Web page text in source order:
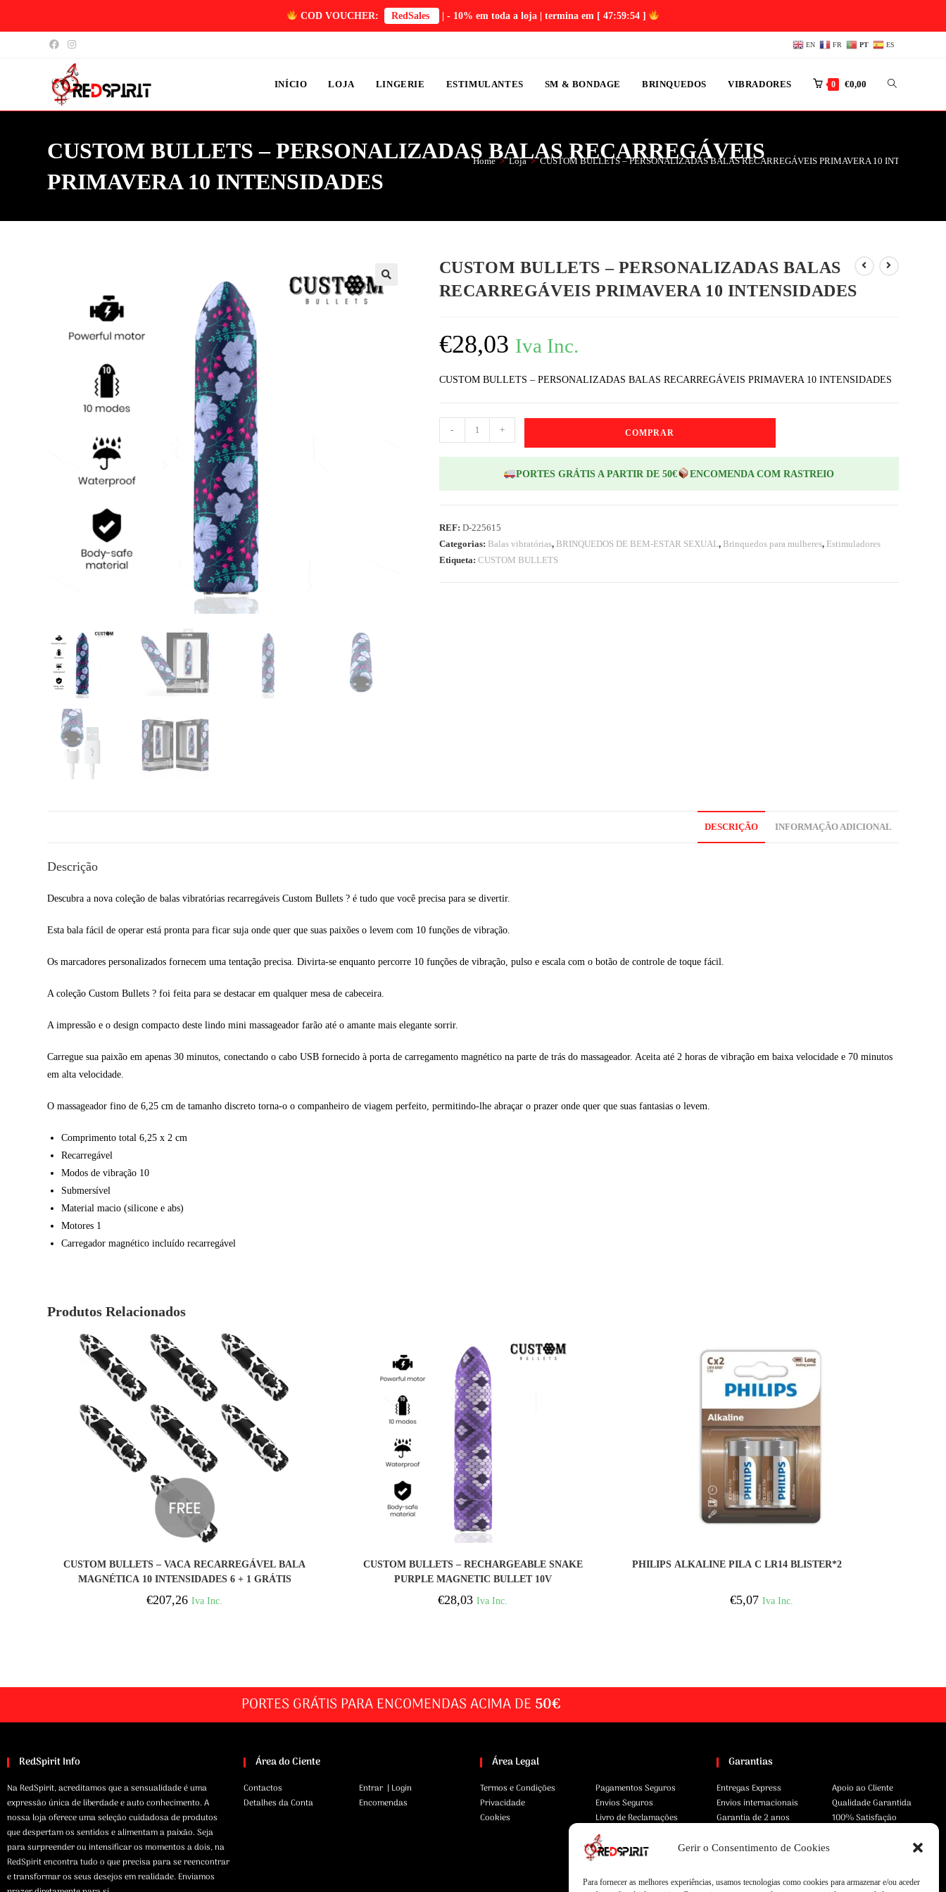
Gerir o Consentimento de Cookies
Para fornecer as melhores experiências, usamos tecnologias como cookies para armazenar e/ou aceder
COD VOUCHER: RedSales | - 10% em toda a loja | termina em [ 47:59:53 ]
EN FR PT ES
INÍCIO LOJA LINGERIE ESTIMULANTES SM & BONDAGE BRINQUEDOS VIBRADORES 0 €0,00
CUSTOM BULLETS – PERSONALIZADAS BALAS RECARREGÁVEIS
PRIMAVERA 10 INTENSIDADES
Home > Loja > CUSTOM BULLETS – PERSONALIZADAS BALAS RECARREGÁVEIS PRIMAVERA 10
CUSTOM BULLETS – PERSONALIZADAS BALAS
RECARREGÁVEIS PRIMAVERA 10 INTENSIDADES
€28,03 Iva Inc.
CUSTOM BULLETS – PERSONALIZADAS BALAS RECARREGÁVEIS PRIMAVERA 10 INTENSIDADES
- + COMPRAR
PORTES GRÁTIS A PARTIR DE 50€ ENCOMENDA COM RASTREIO
REF: D-225615
Categorias: Balas vibratórias, BRINQUEDOS DE BEM-ESTAR SEXUAL, Brinquedos para mulheres, Estimuladores
Etiqueta: CUSTOM BULLETS
DESCRIÇÃO INFORMAÇÃO ADICIONAL
Descrição
Descubra a nova coleção de balas vibratórias recarregáveis Custom Bullets ? é tudo que você precisa para se divertir.
Esta bala fácil de operar está pronta para ficar suja onde quer que suas paixões o levem com 10 funções de vibração.
Os marcadores personalizados fornecem uma tentação precisa. Divirta-se enquanto percorre 10 funções de vibração, pulso e escala com o botão de controle de toque fácil.
A coleção Custom Bullets ? foi feita para se destacar em qualquer mesa de cabeceira.
A impressão e o design compacto deste lindo mini massageador farão até o amante mais elegante sorrir.
Carregue sua paixão em apenas 30 minutos, conectando o cabo USB fornecido à porta de carregamento magnético na parte de trás do massageador. Aceita até 2 horas de vibração em baixa velocidade e 70 minutos
em alta velocidade.
O massageador fino de 6,25 cm de tamanho discreto torna-o o companheiro de viagem perfeito, permitindo-lhe abraçar o prazer onde quer que suas fantasias o levem.
Comprimento total 6,25 x 2 cm
Recarregável
Modos de vibração 10
Submersível
Material macio (silicone e abs)
Motores 1
Carregador magnético incluído recarregável
Produtos Relacionados
CUSTOM BULLETS – VACA RECARREGÁVEL BALA
MAGNÉTICA 10 INTENSIDADES 6 + 1 GRÁTIS
€207,26 Iva Inc.
CUSTOM BULLETS – RECHARGEABLE SNAKE
PURPLE MAGNETIC BULLET 10V
€28,03 Iva Inc.
PHILIPS ALKALINE PILA C LR14 BLISTER*2
€5,07 Iva Inc.
PORTES GRÁTIS PARA ENCOMENDAS ACIMA DE 50€
RedSpirit Info
Na RedSpirit, acreditamos que a sensualidade é uma
expressão única de liberdade e auto conhecimento. A
nossa loja oferece uma seleção cuidadosa de produtos
que despertam os sentidos e alimentam a paixão. Seja
para surpreender ou intensificar os momentos a dois, na
RedSpirit encontra tudo o que precisa para se reencontrar
e transformar os seus desejos em realidade. Enviamos
Área do Ciente
Contactos
Detalhes da Conta
Entrar | Login
Encomendas
Área Legal
Termos e Condições
Privacidade
Cookies
Pagamentos Seguros
Envios Seguros
Livro de Reclamações
Garantias
Entregas Express
Envios internacionais
Garantia de 2 anos
Apoio ao Cliente
Qualidade Garantida
100% Satisfação